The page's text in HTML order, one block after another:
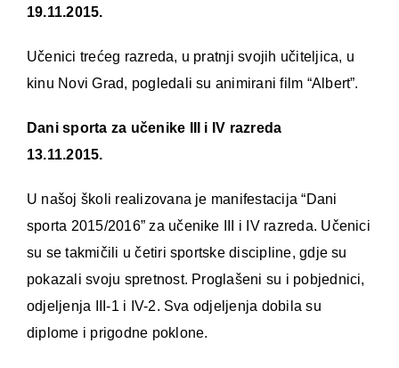
19.11.2015.
Učenici trećeg razreda, u pratnji svojih učiteljica, u
kinu Novi Grad, pogledali su animirani film “Albert”.
Dani sporta za učenike III i IV razreda
13.11.2015.
U našoj školi realizovana je manifestacija “Dani
sporta 2015/2016” za učenike III i IV razreda. Učenici
su se takmičili u četiri sportske discipline, gdje su
pokazali svoju spretnost. Proglašeni su i pobjednici,
odjeljenja III-1 i IV-2. Sva odjeljenja dobila su
diplome i prigodne poklone.